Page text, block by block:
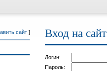
сайт ] Вход на сайт
Логин:
Пароль: